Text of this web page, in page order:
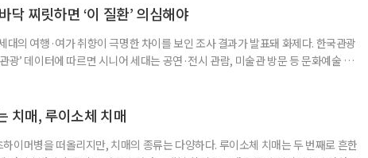
른 사람으로 인식했습니다. 대개 두 살 무렵이 되면 ‘거울 속의 나’를 알아보지요.
닥 찌릿하면 ‘이 질환’ 의심해야
대의 여행·여가 취향이 극명한 차이를 보인 조사 결과가 발표돼 화제다. 한국관광
광’ 데이터에 따르면 시니어 세대는 공연·전시 관람, 미술관 방문 등 문화예술 공간
경제적 불확실성 속에 2030세대는 심리적 휴식과 복잡한 생각을 비워내는
치매, 루이소체 치매
이머병을 떠올리지만, 치매의 종류는 다양하다. 루이소체 치매는 두 번째로 흔한